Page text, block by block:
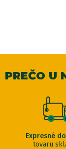
PREČO U
Expresné
tovaru